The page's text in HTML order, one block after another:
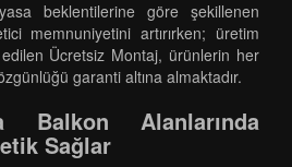
beklentilerine göre şekillenen
memnuniyetini artırırken; üretim
Ücretsiz Montaj, ürünlerin her
garanti altına almaktadır.
Balkon Alanlarında
Sağlar